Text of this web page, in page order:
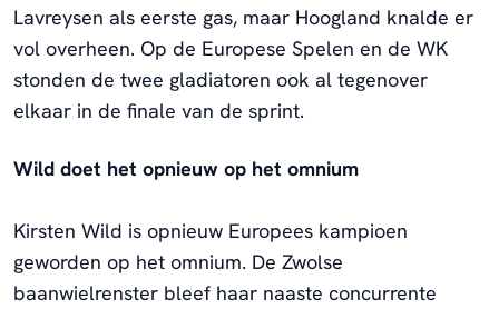
Lavreysen als eerste gas, maar Hoogland knalde er
vol overheen. Op de Europese Spelen en de WK
stonden de twee gladiatoren ook al tegenover
elkaar in de finale van de sprint.
Wild doet het opnieuw op het omnium
Kirsten Wild is opnieuw Europees kampioen
geworden op het omnium. De Zwolse
baanwielrenster bleef haar naaste concurrente